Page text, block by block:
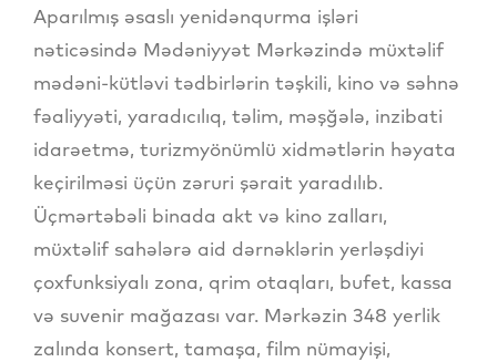
Aparılmış əsaslı yenidənqurma işləri
nəticəsində Mədəniyyət Mərkəzində müxtəlif
mədəni-kütləvi tədbirlərin təşkili, kino və səhnə
fəaliyyəti, yaradıcılıq, təlim, məşğələ, inzibati
idarəetmə, turizmyönümlü xidmətlərin həyata
keçirilməsi üçün zəruri şərait yaradılıb.
Üçmərtəbəli binada akt və kino zalları,
müxtəlif sahələrə aid dərnəklərin yerləşdiyi
çoxfunksiyalı zona, qrim otaqları, bufet, kassa
və suvenir mağazası var. Mərkəzin 348 yerlik
zalında konsert, tamaşa, film nümayişi,